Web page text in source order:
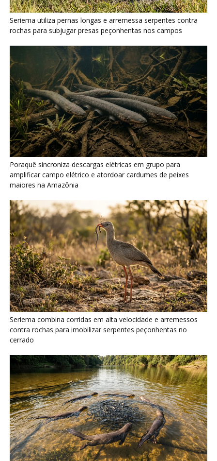
Poraquê sincroniza descargas elétricas em grupo para
amplificar campo elétrico e atordoar cardumes de peixes
maiores na Amazônia
Seriema combina corridas em alta velocidade e arremessos
contra rochas para imobilizar serpentes peçonhentas no
cerrado
Ariranha sincroniza caça coletiva com vocalização subaquática
e cerca cardumes em rios rasos da Amazônia